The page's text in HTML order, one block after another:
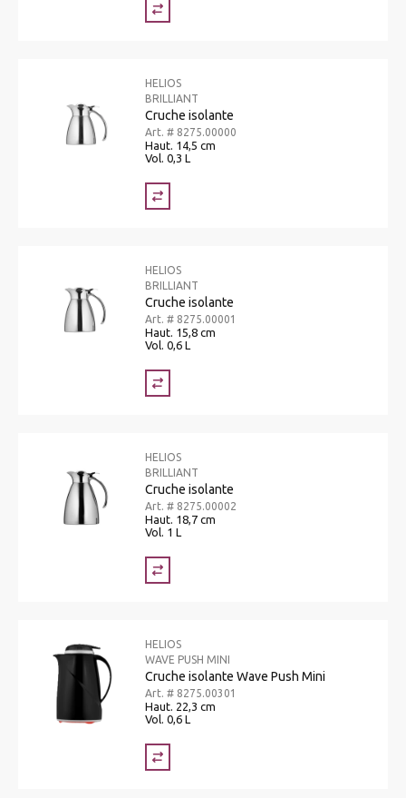
HELIOS
BRILLIANT
Cruche isolante
Art. # 8275.00000
Haut. 14,5 cm
Vol. 0,3 L
HELIOS
BRILLIANT
Cruche isolante
Art. # 8275.00001
Haut. 15,8 cm
Vol. 0,6 L
HELIOS
BRILLIANT
Cruche isolante
Art. # 8275.00002
Haut. 18,7 cm
Vol. 1 L
HELIOS
WAVE PUSH MINI
Cruche isolante Wave Push Mini
Art. # 8275.00301
Haut. 22,3 cm
Vol. 0,6 L